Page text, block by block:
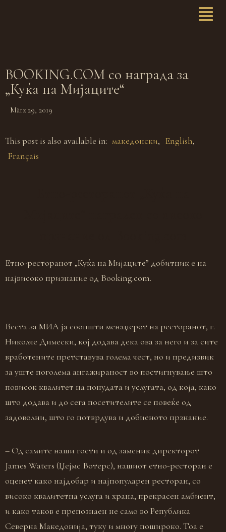
BOOKING.COM со награда за
„Куќа на Мијаците“
März 29, 2019
This post is also available in: македонски
English
Français
Eтно-ресторанот „Куќа на Мијаците” добитник е на
највисоко признание од Booking.com.
Веста за МИА ја соопшти менаџерот на ресторанот, г.
Николче Димески, кој додава дека ова за него и за сите
вработените претставува голема чест, но и предизвик
за уште поголема ангажираност во постигнување што
повисок квалитет на понудата и услугата, од која, како
што додава и до сега посетителите се повеќе од
задоволни, што го потврдува и добиеното прзнание.
– Од самите наши гости и од заменик директорот
James Waters (Џејмс Вотерс), нашиот етно-ресторан е
оценет како најдобар и најпопуларен ресторан, со
високо квалитетна услуга и храна, прекрасен амбиент,
и како таков е препознаен не само во Република
Северна Македонија, туку и многу пошироко. Тоа е